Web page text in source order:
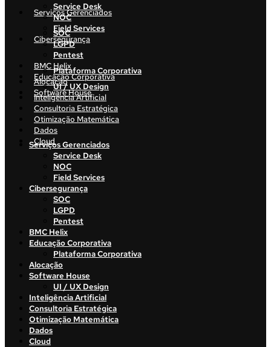
Serviços Gerenciados
Service Desk
NOC
Field Services
Cibersegurança
SOC
LGPD
Pentest
BMC Helix
Educação Corporativa
Plataforma Corporativa
Alocação
Software House
UI / UX Design
Inteligência Artificial
Consultoria Estratégica
Otimização Matemática
Dados
Cloud
Serviços Gerenciados
Service Desk
NOC
Field Services
Cibersegurança
SOC
LGPD
Pentest
BMC Helix
Educação Corporativa
Plataforma Corporativa
Alocação
Software House
UI / UX Design
Inteligência Artificial
Consultoria Estratégica
Otimização Matemática
Dados
Cloud